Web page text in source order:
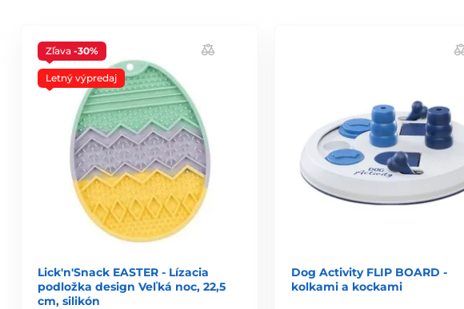
Zľava -30%
Letný výpredaj
Lick'n'Snack EASTER - Lízacia
podložka design Veľká noc, 22,5
cm, silikón
Dog Activity FLIP BOARD -
kolkami a kockami